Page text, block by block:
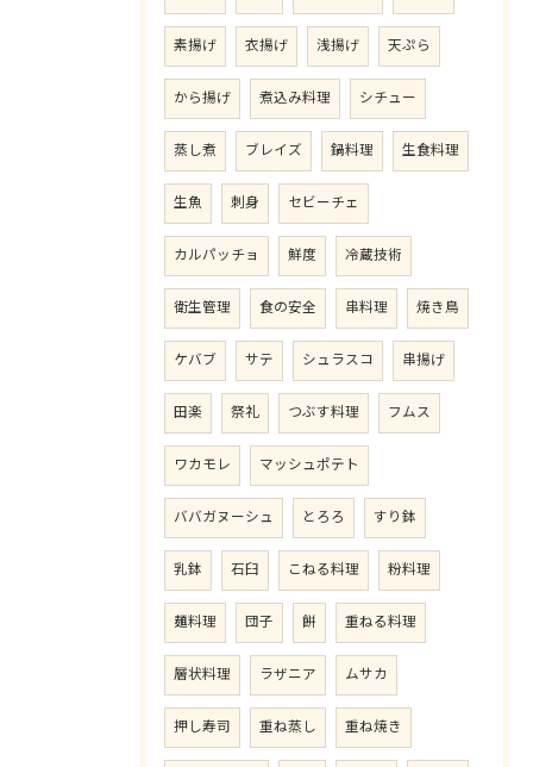
素揚げ 衣揚げ 浅揚げ 天ぷら
から揚げ 煮込み料理 シチュー
蒸し煮 ブレイズ 鍋料理 生食料理
生魚 刺身 セビーチェ
カルパッチョ 鮮度 冷蔵技術
衛生管理 食の安全 串料理 焼き鳥
ケバブ サテ シュラスコ 串揚げ
田楽 祭礼 つぶす料理 フムス
ワカモレ マッシュポテト
ババガヌーシュ とろろ すり鉢
乳鉢 石臼 こねる料理 粉料理
麺料理 団子 餅 重ねる料理
層状料理 ラザニア ムサカ
押し寿司 重ね蒸し 重ね焼き